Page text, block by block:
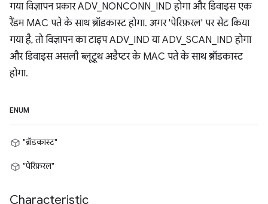
गया विज्ञापन प्रकार ADV_NONCONN_IND होगा और डिवाइस एक
रैंडम MAC पते के साथ ब्रॉडकास्ट होगा. अगर 'पेरिफ़रल' पर सेट किया
गया है, तो विज्ञापन का टाइप ADV_IND या ADV_SCAN_IND होगा
और डिवाइस असली ब्लूटूथ अडैप्टर के MAC पते के साथ ब्रॉडकास्ट
होगा.
ENUM
"ब्रॉडकास्ट"
"पेरिफ़रल"
Characteristic